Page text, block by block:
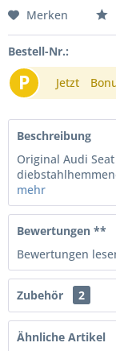
Merken
Bestell-Nr.:
P Jetzt
Beschreibung
Original Audi
mehr
Bewertungen **
Bewertungen
Zubehör 2
Ähnliche Artikel